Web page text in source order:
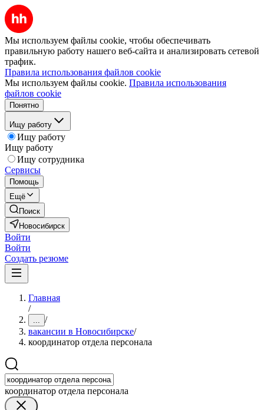
Мы используем файлы cookie, чтобы обеспечивать
правильную работу нашего веб-сайта и анализировать сетевой
трафик.
Правила использования файлов cookie
Мы используем файлы cookie. Правила использования
файлов cookie
Понятно
Ищу работу
Ищу работу
Ищу работу
Ищу сотрудника
Сервисы
Помощь
Ещё
Поиск
Новосибирск
Войти
Войти
Создать резюме
Главная
/
... /
вакансии в Новосибирске/
координатор отдела персонала
координатор отдела персонала